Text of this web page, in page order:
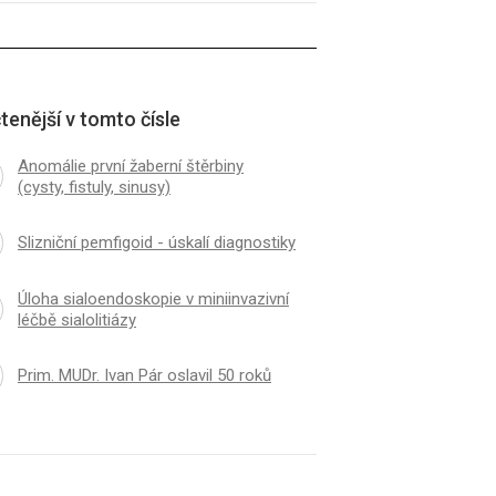
v tomto čísle
Anomálie první žaberní štěrbiny
(cysty, fistuly, sinusy)
Slizniční pemfigoid - úskalí diagnostiky
Úloha sialoendoskopie v miniinvazivní
léčbě sialolitiázy
Prim. MUDr. Ivan Pár oslavil 50 roků